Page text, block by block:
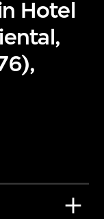
Hotel